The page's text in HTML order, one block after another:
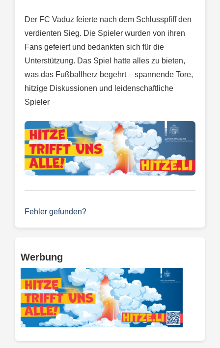
Der FC Vaduz feierte nach dem Schlusspfiff den
verdienten Sieg. Die Spieler wurden von ihren
Fans gefeiert und bedankten sich für die
Unterstützung. Das Spiel hatte alles zu bieten,
was das Fußballherz begehrt – spannende Tore,
hitzige Diskussionen und leidenschaftliche
Spieler
Fehler gefunden?
Werbung